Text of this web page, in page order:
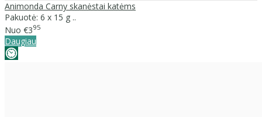
Animonda Carny skanėstai katėms
Pakuotė: 6 x 15 g ..
Nuo €395
Daugiau